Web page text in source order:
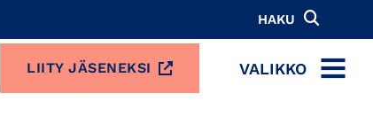
HAKU
LIITY JÄSENEKSI VALIKKO
MENU